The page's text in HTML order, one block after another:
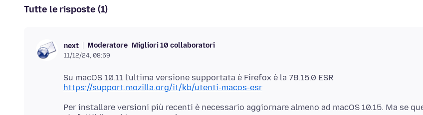
Tutte le risposte (1)
next Moderatore Migliori 10 collaboratori
11/12/24, 08:59
https://support.mozilla.org/it/kb/utenti-macos-esr
Per installare versioni più recenti è necessario aggiornare almeno ad macOS 10.15. Ma se